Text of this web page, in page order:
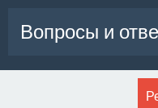
Вопросы и